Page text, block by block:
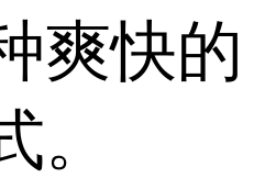
爽快的
。